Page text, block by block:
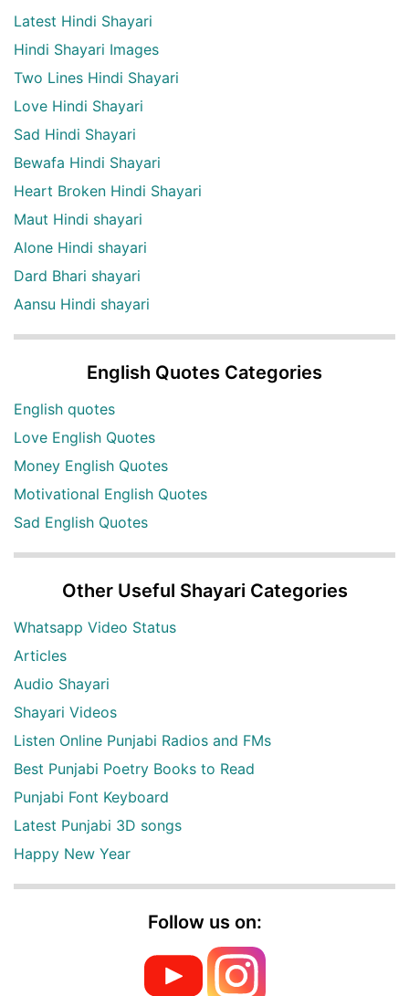
Latest Hindi Shayari
Hindi Shayari Images
Two Lines Hindi Shayari
Love Hindi Shayari
Sad Hindi Shayari
Bewafa Hindi Shayari
Heart Broken Hindi Shayari
Maut Hindi shayari
Alone Hindi shayari
Dard Bhari shayari
Aansu Hindi shayari
English Quotes Categories
English quotes
Love English Quotes
Money English Quotes
Motivational English Quotes
Sad English Quotes
Other Useful Shayari Categories
Whatsapp Video Status
Articles
Audio Shayari
Shayari Videos
Listen Online Punjabi Radios and FMs
Best Punjabi Poetry Books to Read
Punjabi Font Keyboard
Latest Punjabi 3D songs
Happy New Year
Follow us on: